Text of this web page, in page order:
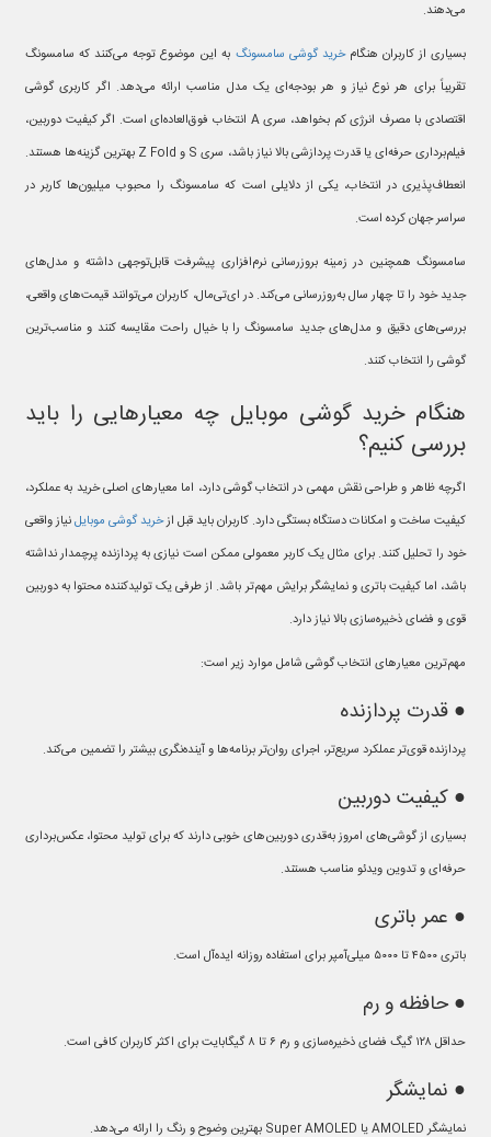
می‌دهند.
بسیاری از کاربران هنگامخرید گوشی سامسونگ به این موضوع توجه می‌کنند که سامسونگ
تقریباً برای هر نوع نیاز و هر بودجه‌ای یک مدل مناسب ارائه می‌دهد. اگر کاربری گوشی
اقتصادی با مصرف انرژی کم بخواهد، سری A انتخاب فوق‌العاده‌ای است. اگر کیفیت دوربین،
فیلم‌برداری حرفه‌ای یا قدرت پردازشی بالا نیاز باشد، سری S و Z Fold بهترین گزینه‌ها هستند.
انعطاف‌پذیری در انتخاب، یکی از دلایلی است که سامسونگ را محبوب میلیون‌ها کاربر در
سراسر جهان کرده است.
سامسونگ همچنین در زمینه بروزرسانی نرم‌افزاری پیشرفت قابل‌توجهی داشته و مدل‌های
جدید خود را تا چهار سال به‌روزرسانی می‌کند. در ای‌تی‌مال، کاربران می‌توانند قیمت‌های واقعی،
بررسی‌های دقیق و مدل‌های جدید سامسونگ را با خیال راحت مقایسه کنند و مناسب‌ترین
گوشی را انتخاب کنند.
هنگام خرید گوشی موبایل چه معیارهایی را باید
بررسی کنیم؟
اگرچه ظاهر و طراحی نقش مهمی در انتخاب گوشی دارد، اما معیارهای اصلی خرید به عملکرد،
کیفیت ساخت و امکانات دستگاه بستگی دارد. کاربران باید قبل ازخرید گوشی موبایلنیاز واقعی
خود را تحلیل کنند. برای مثال یک کاربر معمولی ممکن است نیازی به پردازنده پرچمدار نداشته
باشد، اما کیفیت باتری و نمایشگر برایش مهم‌تر باشد. از طرفی یک تولیدکننده محتوا به دوربین
قوی و فضای ذخیره‌سازی بالا نیاز دارد.
مهم‌ترین معیارهای انتخاب گوشی شامل موارد زیر است:
● قدرت پردازنده
پردازنده قوی‌تر عملکرد سریع‌تر، اجرای روان‌تر برنامه‌ها و آینده‌نگری بیشتر را تضمین می‌کند.
● کیفیت دوربین
بسیاری از گوشی‌های امروز به‌قدری دوربین‌های خوبی دارند که برای تولید محتوا، عکس‌برداری
حرفه‌ای و تدوین ویدئو مناسب هستند.
● عمر باتری
باتری ۴۵۰۰ تا ۵۰۰۰ میلی‌آمپر برای استفاده روزانه ایده‌آل است.
● حافظه و رم
حداقل ۱۲۸ گیگ فضای ذخیره‌سازی و رم ۶ تا ۸ گیگابایت برای اکثر کاربران کافی است.
● نمایشگر
نمایشگر AMOLED یا Super AMOLED بهترین وضوح و رنگ را ارائه می‌دهد.